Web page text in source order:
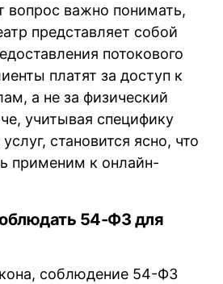
вопрос важно понимать,
представляет собой
потокового
платят за доступ к
а не за физический
учитывая специфику
становится ясно, что
применим к онлайн-
54-ФЗ для
соблюдение 54-ФЗ